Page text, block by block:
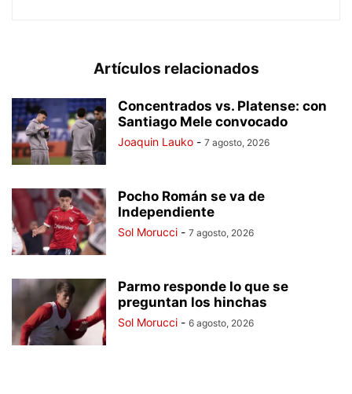
Artículos relacionados
Concentrados vs. Platense: con
Santiago Mele convocado
Joaquin Lauko - 7 agosto, 2026
Pocho Román se va de
Independiente
Sol Morucci - 7 agosto, 2026
Parmo responde lo que se
preguntan los hinchas
Sol Morucci - 6 agosto, 2026